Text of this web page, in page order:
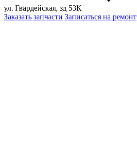
ул. Гвардейская, зд 53К
Заказать запчасти Записаться на ремонт